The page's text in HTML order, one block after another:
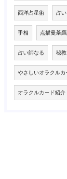
西洋占星術 占
手相 点描曼荼
占い師なる 秘教
やさしいオラクル
オラクルカード紹介